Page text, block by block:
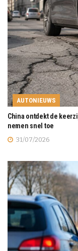
AUTONIEUWS
China ontdekt de
nemen snel toe
31/07/2026